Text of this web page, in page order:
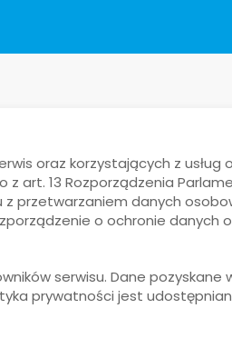
oraz korzystających z usług
art. 13 Rozporządzenia
z przetwarzaniem danych
o ochronie danych
serwisu. Dane pozyskane
prywatności jest